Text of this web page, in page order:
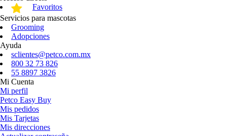
Favoritos
Servicios para mascotas
Grooming
Adopciones
Ayuda
sclientes@petco.com.mx
800 32 73 826
55 8897 3826
Mi Cuenta
Mi perfil
Petco Easy Buy
Mis pedidos
Mis Tarjetas
Mis direcciones